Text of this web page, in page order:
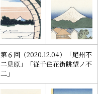
第６回（2020.12.04）「尾州不
二見原」「従千住花街眺望ノ不
二」